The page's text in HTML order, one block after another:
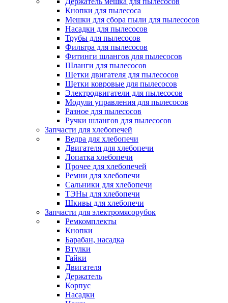
Кнопки для пылесоса
Мешки для сбора пыли для пылесосов
Насадки для пылесосов
Трубы для пылесосов
Фильтра для пылесосов
Фитинги шлангов для пылесосов
Шланги для пылесосов
Щетки двигателя для пылесосов
Щетки ковровые для пылесосов
Электродвигатели для пылесосов
Модули управления для пылесосов
Разное для пылесосов
Ручки шлангов для пылесосов
Запчасти для хлебопечей
Ведра для хлебопечи
Двигателя для хлебопечи
Лопатка хлебопечи
Прочее для хлебопечей
Ремни для хлебопечи
Сальники для хлебопечи
ТЭНы для хлебопечи
Шкивы для хлебопечи
Запчасти для электромясорубок
Ремкомплекты
Кнопки
Барабан, насадка
Втулки
Гайки
Двигателя
Держатель
Корпус
Насадки